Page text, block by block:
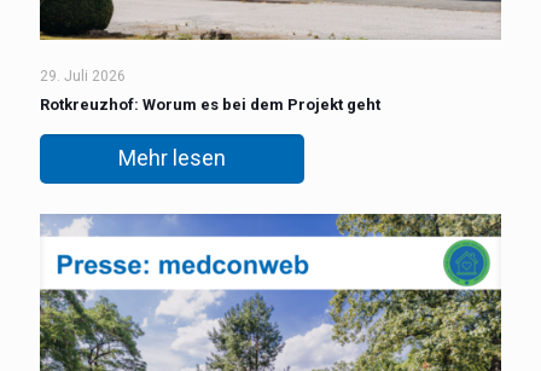
29. Juli 2026
Rotkreuzhof: Worum es bei dem Projekt geht
Mehr lesen